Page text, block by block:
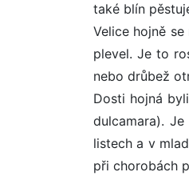
také blín
Velice hojně
plevel. Je to
nebo drůbež
Dosti hojná
dulcamara).
listech a v
při chorobách